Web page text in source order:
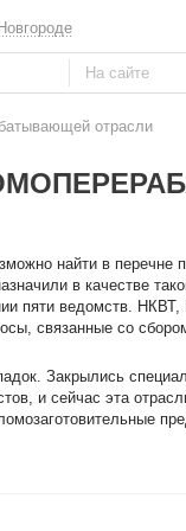
отрасли
найти в перечне
в качестве
пяти ведомств.
связанные со
Закрылись
и сейчас эта